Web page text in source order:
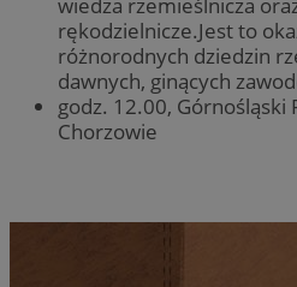
wiedza rzemieślnicza
rękodzielnicze.Jest to
różnorodnych dziedzin
dawnych, ginących
godz. 12.00, Górnośląski
Chorzowie